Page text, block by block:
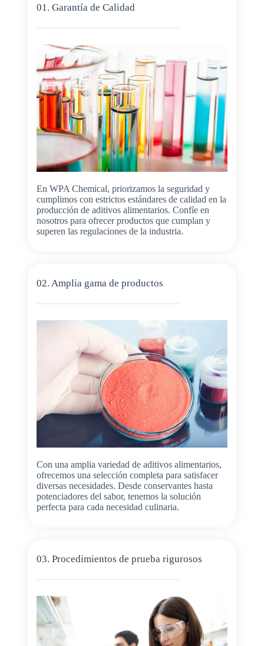
01. Garantía de Calidad
En WPA Chemical, priorizamos la seguridad y
cumplimos con estrictos estándares de calidad en la
producción de aditivos alimentarios. Confíe en
nosotros para ofrecer productos que cumplan y
superen las regulaciones de la industria.
02. Amplia gama de productos
Con una amplia variedad de aditivos alimentarios,
ofrecemos una selección completa para satisfacer
diversas necesidades. Desde conservantes hasta
potenciadores del sabor, tenemos la solución
perfecta para cada necesidad culinaria.
03. Procedimientos de prueba rigurosos